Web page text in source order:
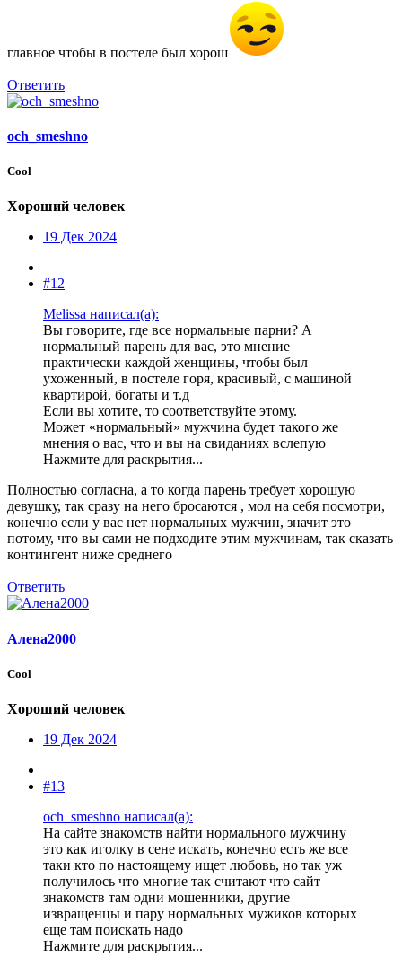
главное чтобы в постеле был хорош
Ответить
och_smeshno
Cool
Хороший человек
19 Дек 2024
#12
Melissa написал(а):
Вы говорите, где все нормальные парни? А
нормальный парень для вас, это мнение
практически каждой женщины, чтобы был
ухоженный, в постеле горя, красивый, с машиной
квартирой, богаты и т.д
Если вы хотите, то соответствуйте этому.
Может «нормальный» мужчина будет такого же
мнения о вас, что и вы на свиданиях вслепую
Нажмите для раскрытия...
Полностью согласна, а то когда парень требует хорошую
девушку, так сразу на него бросаются , мол на себя посмотри,
конечно если у вас нет нормальных мужчин, значит это
потому, что вы сами не подходите этим мужчинам, так сказать
контингент ниже среднего
Ответить
Алена2000
Cool
Хороший человек
19 Дек 2024
#13
och_smeshno написал(а):
На сайте знакомств найти нормального мужчину
это как иголку в сене искать, конечно есть же все
таки кто по настоящему ищет любовь, но так уж
получилось что многие так считают что сайт
знакомств там одни мошенники, другие
извращенцы и пару нормальных мужиков которых
еще там поискать надо
Нажмите для раскрытия...